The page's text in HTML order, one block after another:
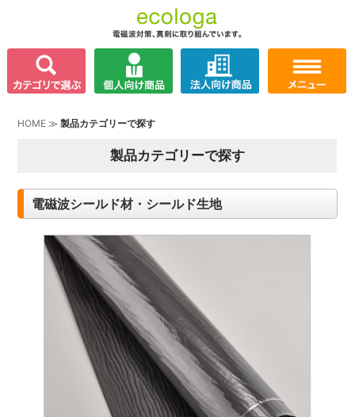
HOME ≫製品カテゴリーで探す
製品カテゴリーで探す
電磁波シールド材・シールド生地